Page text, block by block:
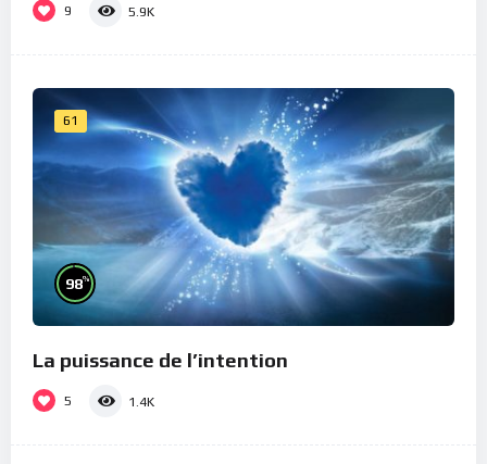
9 5.9K
61
98%
La puissance de l’intention
5 1.4K